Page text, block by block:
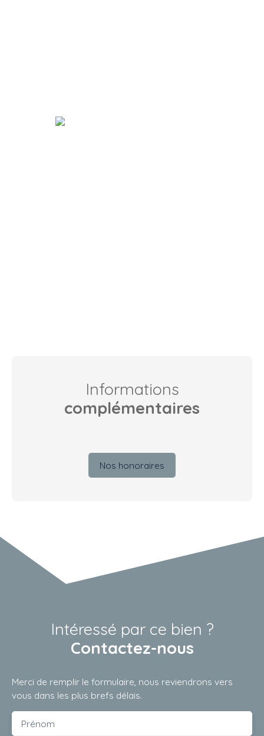
Informations
complémentaires
Nos honoraires
Intéressé par ce bien ?
Contactez-nous
Merci de remplir le formulaire, nous reviendrons vers
vous dans les plus brefs délais.
Prénom